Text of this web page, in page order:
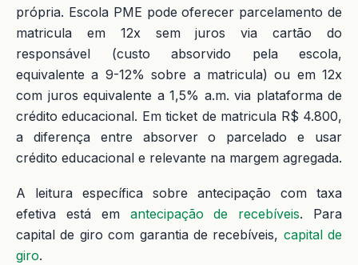
própria. Escola PME pode oferecer parcelamento de
matricula em 12x sem juros via cartão do
responsável (custo absorvido pela escola,
equivalente a 9-12% sobre a matricula) ou em 12x
com juros equivalente a 1,5% a.m. via plataforma de
crédito educacional. Em ticket de matricula R$ 4.800,
a diferença entre absorver o parcelado e usar
crédito educacional e relevante na margem agregada.
A leitura específica sobre antecipação com taxa
efetiva está em antecipação de recebíveis. Para
capital de giro com garantia de recebíveis, capital de
giro.